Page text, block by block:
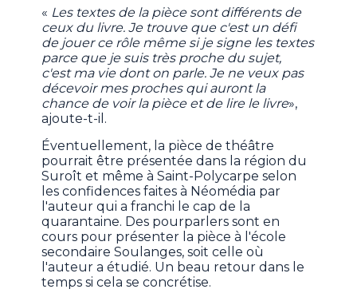
« Les textes de la pièce sont différents de
ceux du livre. Je trouve que c'est un défi
de jouer ce rôle même si je signe les textes
parce que je suis très proche du sujet,
c'est ma vie dont on parle. Je ne veux pas
décevoir mes proches qui auront la
chance de voir la pièce et de lire le livre»,
ajoute-t-il.
Éventuellement, la pièce de théâtre
pourrait être présentée dans la région du
Suroît et même à Saint-Polycarpe selon
les confidences faites à Néomédia par
l'auteur qui a franchi le cap de la
quarantaine. Des pourparlers sont en
cours pour présenter la pièce à l'école
secondaire Soulanges, soit celle où
l'auteur a étudié. Un beau retour dans le
temps si cela se concrétise.